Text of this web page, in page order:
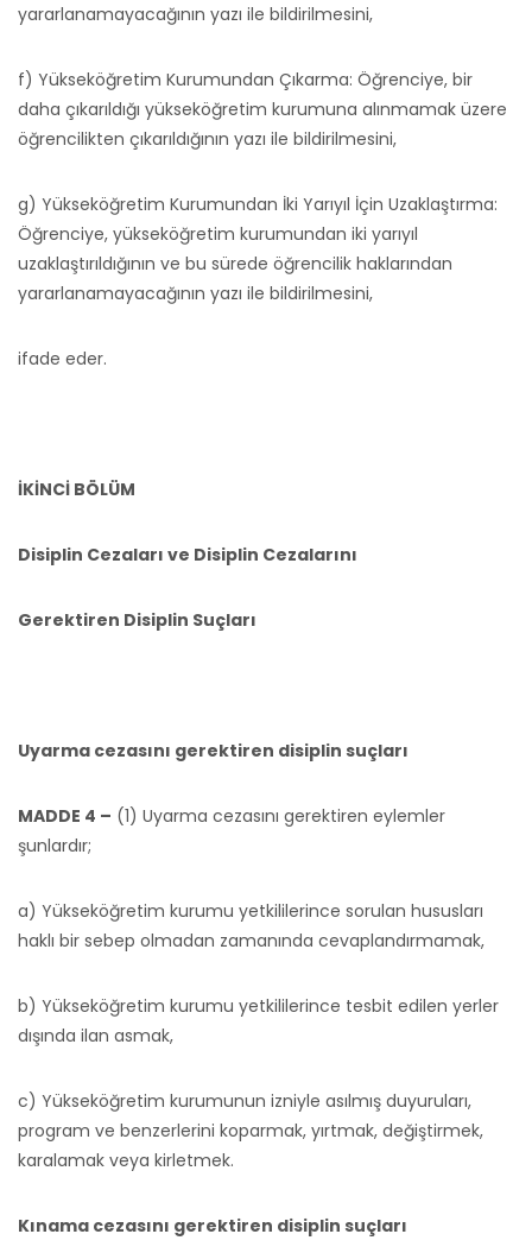
yararlanamayacağının yazı ile bildirilmesini,
f) Yükseköğretim Kurumundan Çıkarma: Öğrenciye, bir
daha çıkarıldığı yükseköğretim kurumuna alınmamak üzere
öğrencilikten çıkarıldığının yazı ile bildirilmesini,
g) Yükseköğretim Kurumundan İki Yarıyıl İçin Uzaklaştırma:
Öğrenciye, yükseköğretim kurumundan iki yarıyıl
uzaklaştırıldığının ve bu sürede öğrencilik haklarından
yararlanamayacağının yazı ile bildirilmesini,
ifade eder.
İKİNCİ BÖLÜM
Disiplin Cezaları ve Disiplin Cezalarını
Gerektiren Disiplin Suçları
Uyarma cezasını gerektiren disiplin suçları
MADDE 4 – (1) Uyarma cezasını gerektiren eylemler
şunlardır;
a) Yükseköğretim kurumu yetkililerince sorulan hususları
haklı bir sebep olmadan zamanında cevaplandırmamak,
b) Yükseköğretim kurumu yetkililerince tesbit edilen yerler
dışında ilan asmak,
c) Yükseköğretim kurumunun izniyle asılmış duyuruları,
program ve benzerlerini koparmak, yırtmak, değiştirmek,
karalamak veya kirletmek.
Kınama cezasını gerektiren disiplin suçları